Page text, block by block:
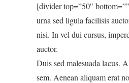
[divider top=”50″
urna sed ligula facilisis
nisi. In vel dui cursus,
auctor.
Duis sed malesuada lacus.
sem. Aenean aliquam erat